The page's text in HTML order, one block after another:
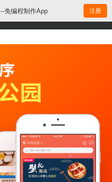
--免编程制作App 注册